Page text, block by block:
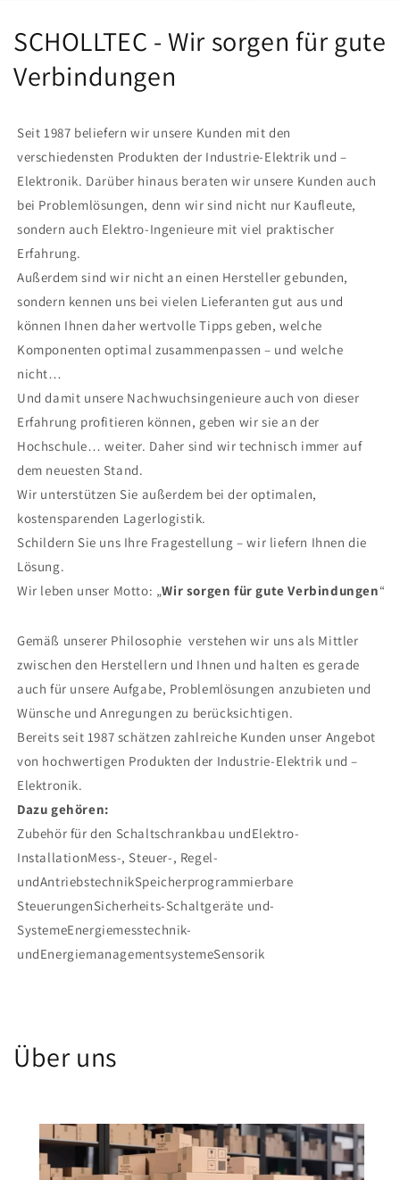
SCHOLLTEC - Wir sorgen für gute
Verbindungen
Seit 1987 beliefern wir unsere Kunden mit den
verschiedensten Produkten der Industrie-Elektrik und –
Elektronik. Darüber hinaus beraten wir unsere Kunden auch
bei Problemlösungen, denn wir sind nicht nur Kaufleute,
sondern auch Elektro-Ingenieure mit viel praktischer
Erfahrung.
Außerdem sind wir nicht an einen Hersteller gebunden,
sondern kennen uns bei vielen Lieferanten gut aus und
können Ihnen daher wertvolle Tipps geben, welche
Komponenten optimal zusammenpassen – und welche
nicht…
Und damit unsere Nachwuchsingenieure auch von dieser
Erfahrung profitieren können, geben wir sie an der
Hochschule… weiter. Daher sind wir technisch immer auf
dem neuesten Stand.
Wir unterstützen Sie außerdem bei der optimalen,
kostensparenden Lagerlogistik.
Schildern Sie uns Ihre Fragestellung – wir liefern Ihnen die
Lösung.
Wir leben unser Motto: „Wir sorgen für gute Verbindungen“
Gemäß unserer Philosophie verstehen wir uns als Mittler
zwischen den Herstellern und Ihnen und halten es gerade
auch für unsere Aufgabe, Problemlösungen anzubieten und
Wünsche und Anregungen zu berücksichtigen.
Bereits seit 1987 schätzen zahlreiche Kunden unser Angebot
von hochwertigen Produkten der Industrie-Elektrik und –
Elektronik.
Dazu gehören:
Zubehör für den Schaltschrankbau undElektro-
InstallationMess-, Steuer-, Regel-
undAntriebstechnikSpeicherprogrammierbare
SteuerungenSicherheits-Schaltgeräte und-
SystemeEnergiemesstechnik-
undEnergiemanagementsystemeSensorik
Über uns